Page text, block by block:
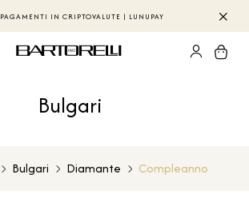
PAGAMENTI IN CRIPTOVALUTE | LUNUPAY
Bulgari
Bulgari Diamante Compleanno